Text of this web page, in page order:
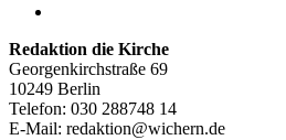
Redaktion die Kirche
Georgenkirchstraße 69
10249 Berlin
Telefon: 030 288748 14
E-Mail: redaktion@wichern.de